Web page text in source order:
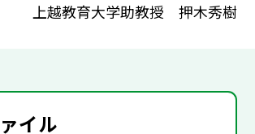
上越教育大学助教授 押木秀樹
イル